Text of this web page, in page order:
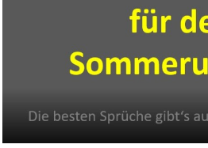
SKROSS